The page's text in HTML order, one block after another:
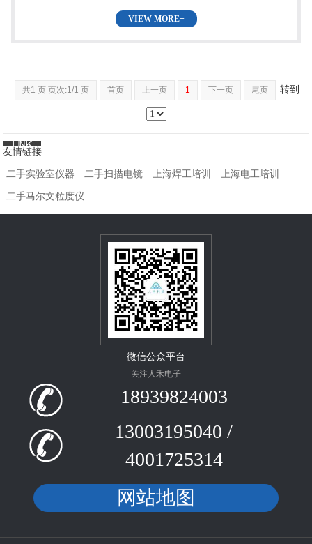
VIEW MORE+
共1 页 页次:1/1 页 首页 上一页 1 下一页 尾页 转到
友情链接
二手实验室仪器 二手扫描电镜 上海焊工培训 上海电工培训
二手马尔文粒度仪
微信公众平台
关注人禾电子
18939824003
13003195040 /
4001725314
网站地图